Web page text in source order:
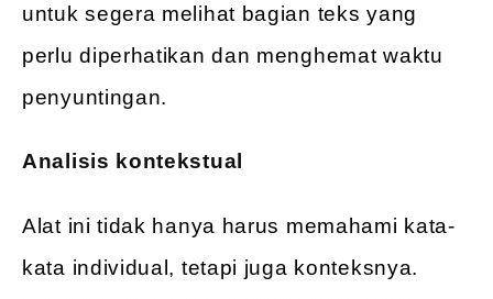
untuk segera melihat bagian teks yang
perlu diperhatikan dan menghemat waktu
penyuntingan.
Analisis kontekstual
Alat ini tidak hanya harus memahami kata-
kata individual, tetapi juga konteksnya.